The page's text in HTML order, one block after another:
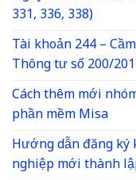
331, 336, 338)
Tài khoản 244 –
Thông tư số 200/
Cách thêm mới
phần mềm Misa
Hướng dẫn đăng
nghiệp mới thành